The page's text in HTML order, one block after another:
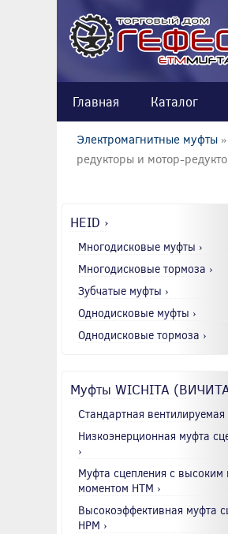
Главная Каталог
Электромагнитные муфты »
редукторы и мотор-
HEID ›
Многодисковые муфты ›
Многодисковые тормоза ›
Зубчатые муфты ›
Однодисковые муфты ›
Однодисковые тормоза ›
Муфты WICHITA
Стандартная вентилируемая
Низкоэнерционная муфта
›
Муфта сцепления с высоким
моментом HTM ›
Высокоэффективная муфта
HPM ›